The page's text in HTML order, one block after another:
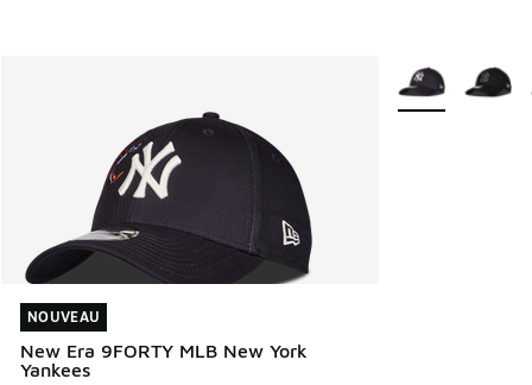
NOUVEAU
New Era 9FORTY MLB New York
Yankees
NOUVEAU
Plus de couleurs